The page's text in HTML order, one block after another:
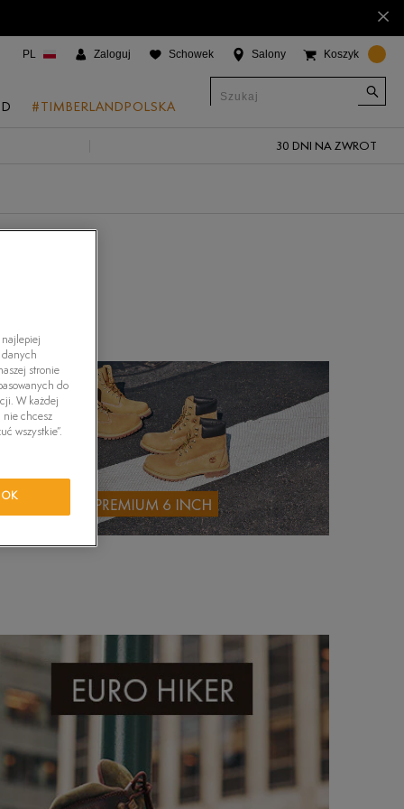
×
Trail
Park
Motion
#TIMBERLANDPOLSKA
PL Zaloguj Schowek Salony Koszyk
30 DNI NA ZWROT
najlepiej
danych
stronie
do
W każdej
nie chcesz
wszystkie”.
OK